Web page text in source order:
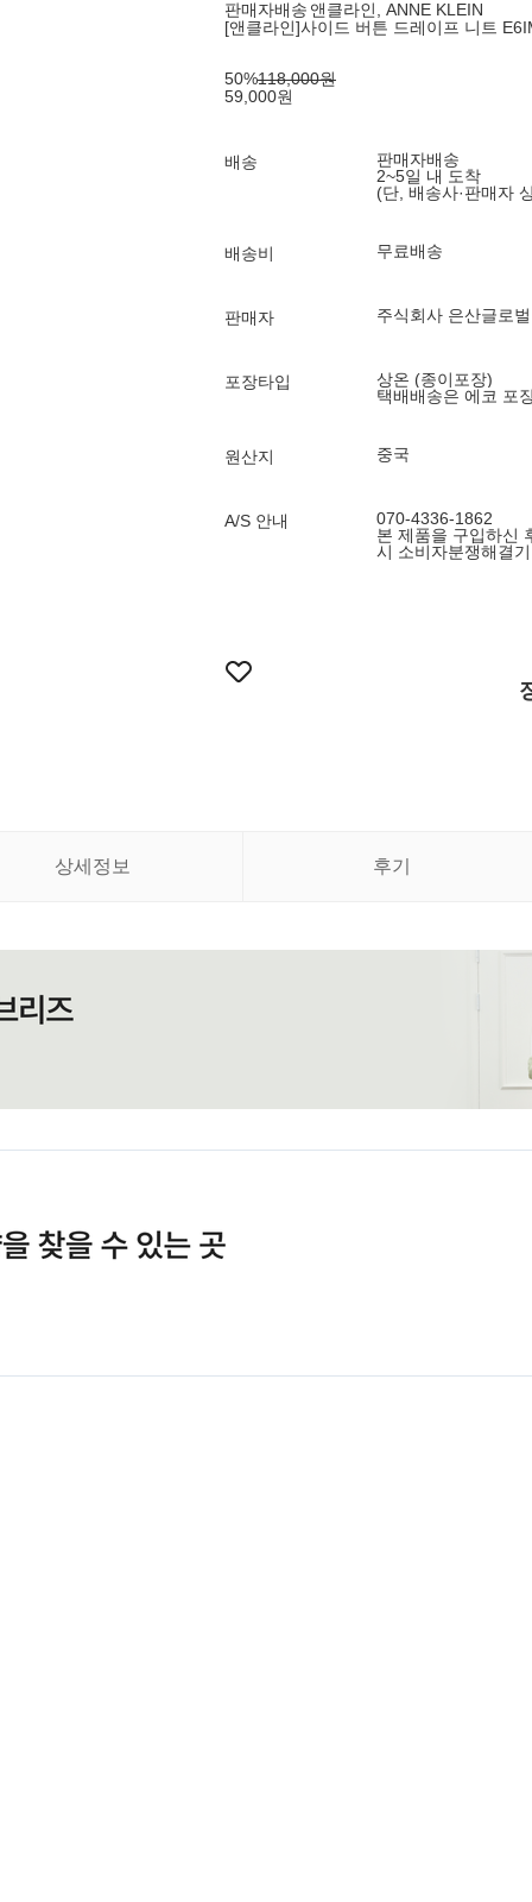
판매자배송 앤클라인, ANNE KLEIN
[앤클라인]사이드 버튼 드레이프 니트
50%118,000원
59,000원
배송
판매자배송
2~5일 내 도착
(단, 배송사·판매자
배송비 무료배송
판매자 주식회사 은산글로벌
포장타입
상온 (종이포장)
택배배송은 에코 포
원산지 중국
A/S 안내
070-4336-1862
본 제품을 구입하신
시 소비자분쟁해결
상세정보 후기